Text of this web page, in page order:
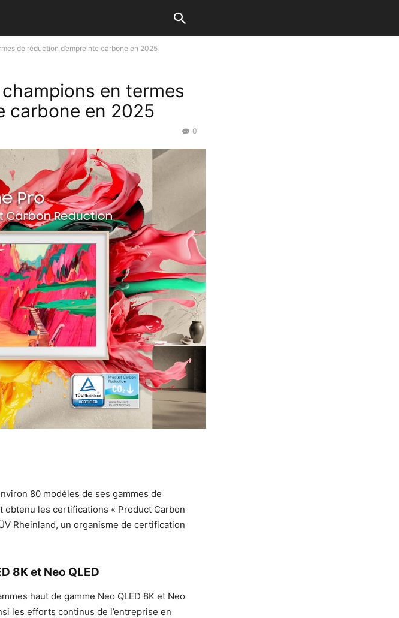
de réduction d’empreinte carbone en 2025
en termes
carbone en 2025
0
80 modèles de ses gammes de
les certifications « Product Carbon
Rheinland, un organisme de certification
8K et Neo QLED
haut de gamme Neo QLED 8K et Neo
les efforts continus de l’entreprise en